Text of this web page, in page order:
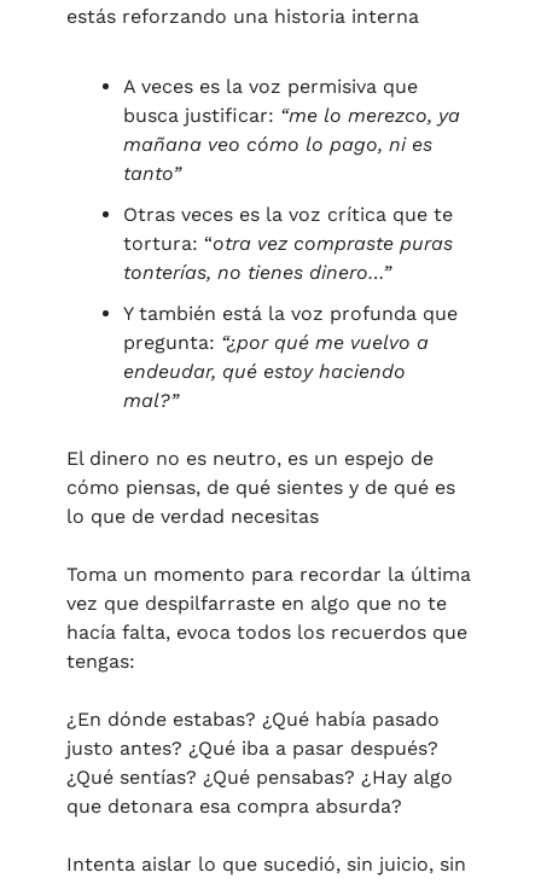
estás reforzando una historia interna
A veces es la voz permisiva que
busca justificar: “me lo merezco, ya
mañana veo cómo lo pago, ni es
tanto”
Otras veces es la voz crítica que te
tortura: “otra vez compraste puras
tonterías, no tienes dinero…”
Y también está la voz profunda que
pregunta: “¿por qué me vuelvo a
endeudar, qué estoy haciendo
mal?”
El dinero no es neutro, es un espejo de
cómo piensas, de qué sientes y de qué es
lo que de verdad necesitas
Toma un momento para recordar la última
vez que despilfarraste en algo que no te
hacía falta, evoca todos los recuerdos que
tengas:
¿En dónde estabas? ¿Qué había pasado
justo antes? ¿Qué iba a pasar después?
¿Qué sentías? ¿Qué pensabas? ¿Hay algo
que detonara esa compra absurda?
Intenta aislar lo que sucedió, sin juicio, sin